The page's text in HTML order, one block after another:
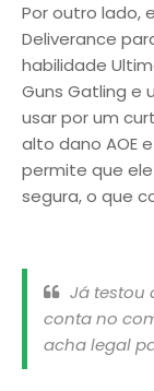
Por outro lado,
Deliverance
habilidade
Guns Gatling e
usar por um
alto dano AOE
permite que
segura, o que
Já testou
conta no
acha legal